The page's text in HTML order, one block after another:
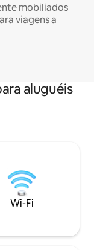
mobiliados
viagens a
aluguéis
Wi-Fi